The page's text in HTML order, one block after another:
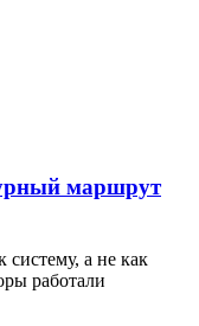
маршрут
а не как
работали